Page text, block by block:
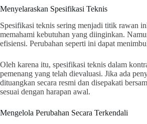
Menyelaraskan Spesifikasi Teknis
Spesifikasi teknis sering menjadi titik rawan
memahami kebutuhan yang diinginkan.
efisiensi. Perubahan seperti ini dapat
Oleh karena itu, spesifikasi teknis dalam
pemenang yang telah dievaluasi. Jika ada
dituangkan secara resmi dan disepakati
sesuai dengan harapan awal.
Mengelola Perubahan Secara Terkendali